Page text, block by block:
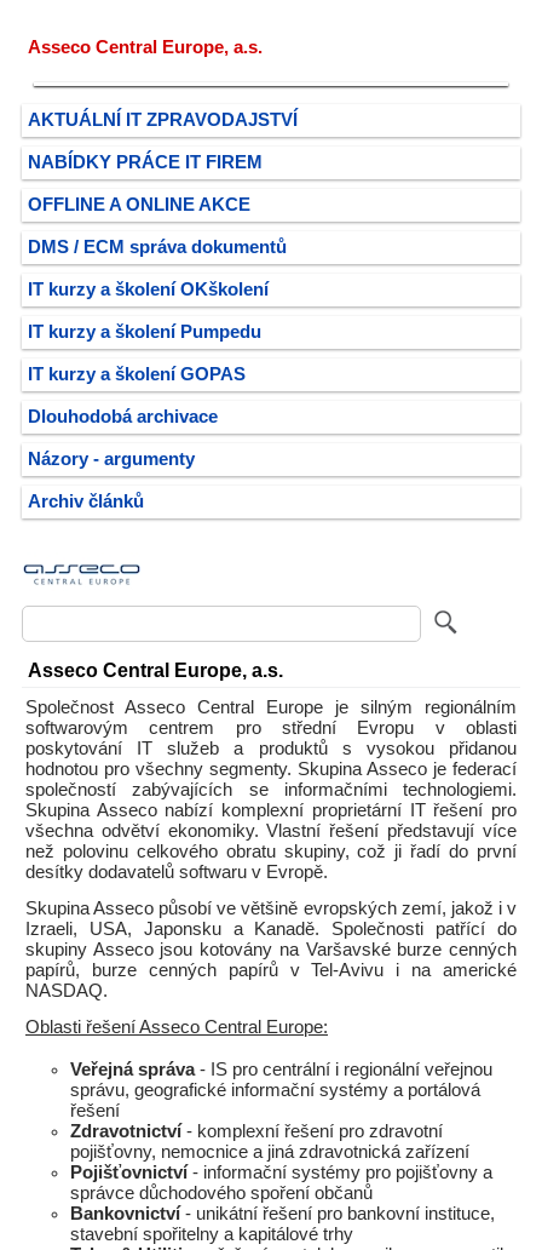
Asseco Central Europe, a.s.
AKTUÁLNÍ IT ZPRAVODAJSTVÍ
NABÍDKY PRÁCE IT FIREM
OFFLINE A ONLINE AKCE
DMS / ECM správa dokumentů
IT kurzy a školení OKškolení
IT kurzy a školení Pumpedu
IT kurzy a školení GOPAS
Dlouhodobá archivace
Názory - argumenty
Archiv článků
Asseco Central Europe, a.s.
Společnost Asseco Central Europe je silným regionálním
softwarovým centrem pro střední Evropu v oblasti
poskytování IT služeb a produktů s vysokou přidanou
hodnotou pro všechny segmenty. Skupina Asseco je federací
společností zabývajících se informačními technologiemi.
Skupina Asseco nabízí komplexní proprietární IT řešení pro
všechna odvětví ekonomiky. Vlastní řešení představují více
než polovinu celkového obratu skupiny, což ji řadí do první
desítky dodavatelů softwaru v Evropě.
Skupina Asseco působí ve většině evropských zemí, jakož i v
Izraeli, USA, Japonsku a Kanadě. Společnosti patřící do
skupiny Asseco jsou kotovány na Varšavské burze cenných
papírů, burze cenných papírů v Tel-Avivu i na americké
NASDAQ.
Oblasti řešení Asseco Central Europe:
Veřejná správa- IS pro centrální i regionální veřejnou
správu, geografické informační systémy a portálová
řešení
Zdravotnictví - komplexní řešení pro zdravotní
pojišťovny, nemocnice a jiná zdravotnická zařízení
Pojišťovnictví - informační systémy pro pojišťovny a
správce důchodového spoření občanů
Bankovnictví - unikátní řešení pro bankovní instituce,
stavební spořitelny a kapitálové trhy